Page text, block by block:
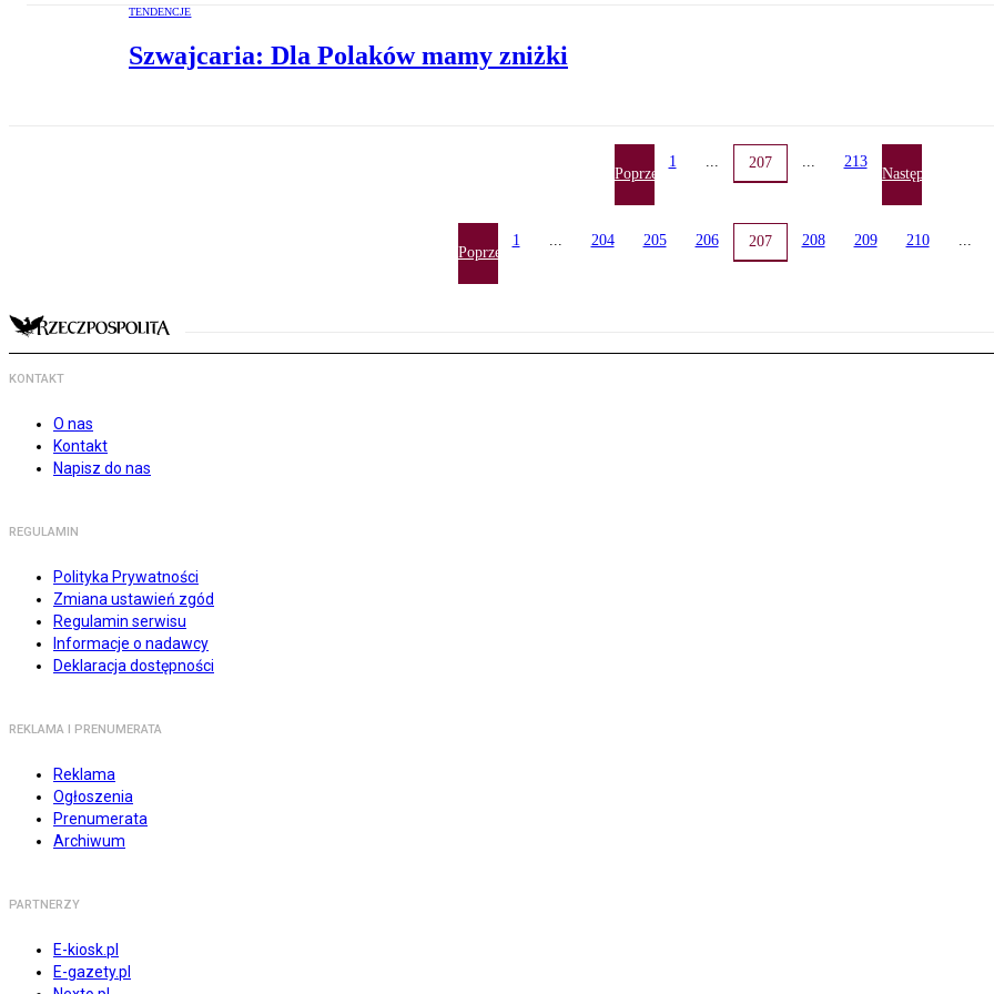
TENDENCJE
Szwajcaria: Dla Polaków mamy zniżki
Poprzednia
1 207 213
Następna
Poprzednia
1 204 205 206 207 208 209 210
KONTAKT
O nas
Kontakt
Napisz do nas
REGULAMIN
Polityka Prywatności
Zmiana ustawień zgód
Regulamin serwisu
Informacje o nadawcy
Deklaracja dostępności
REKLAMA I PRENUMERATA
Reklama
Ogłoszenia
Prenumerata
Archiwum
PARTNERZY
E-kiosk.pl
E-gazety.pl